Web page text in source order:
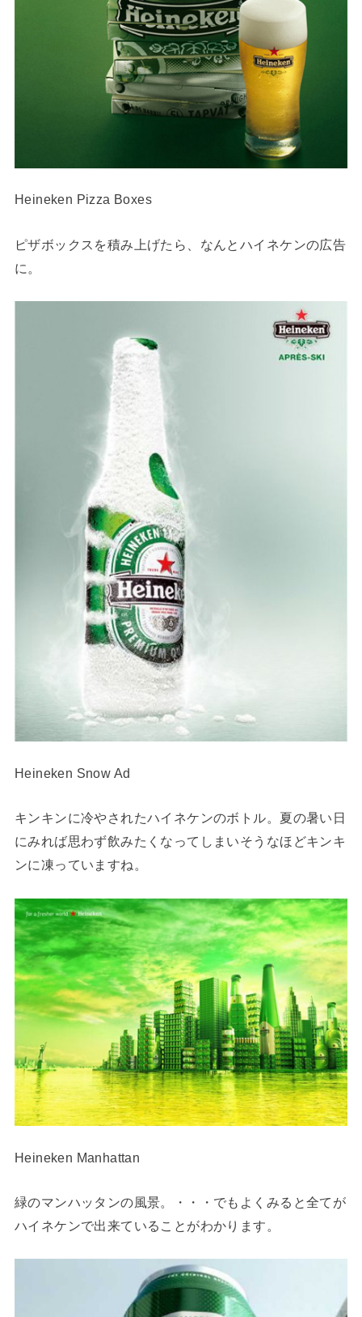
Heineken Pizza Boxes
ピザボックスを積み上げたら、なんとハイネケンの広告
に。
Heineken Snow Ad
キンキンに冷やされたハイネケンのボトル。夏の暑い日
にみれば思わず飲みたくなってしまいそうなほどキンキ
ンに凍っていますね。
Heineken Manhattan
緑のマンハッタンの風景。・・・でもよくみると全てが
ハイネケンで出来ていることがわかります。